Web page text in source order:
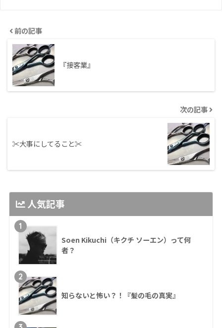
前の記事
『接客業』
次の記事
✂︎大事にしてること✂︎
人気記事
1
Soen Kikuchi（キクチ ソーエン）って何
者？
2
知らないと怖い？！『髪の毛の真実』